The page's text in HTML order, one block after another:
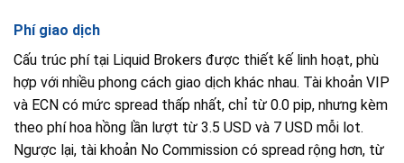
Phí giao dịch
Cấu trúc phí tại Liquid Brokers được thiết kế linh hoạt, phù
hợp với nhiều phong cách giao dịch khác nhau. Tài khoản VIP
và ECN có mức spread thấp nhất, chỉ từ 0.0 pip, nhưng kèm
theo phí hoa hồng lần lượt từ 3.5 USD và 7 USD mỗi lot.
Ngược lại, tài khoản No Commission có spread rộng hơn, từ